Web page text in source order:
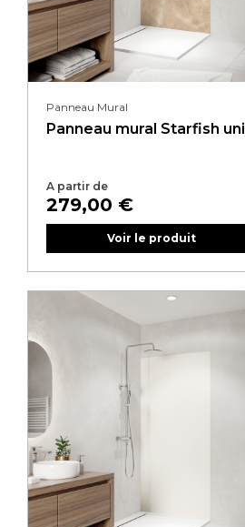
Panneau Mural
Panneau mural Starfish uni
A partir de
Prix
279,00 €
Voir le produit